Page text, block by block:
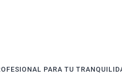
PARA TU